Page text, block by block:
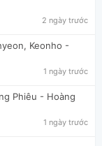
2 ngày trước
Keonho -
1 ngày trước
Phiêu - Hoàng
1 ngày trước